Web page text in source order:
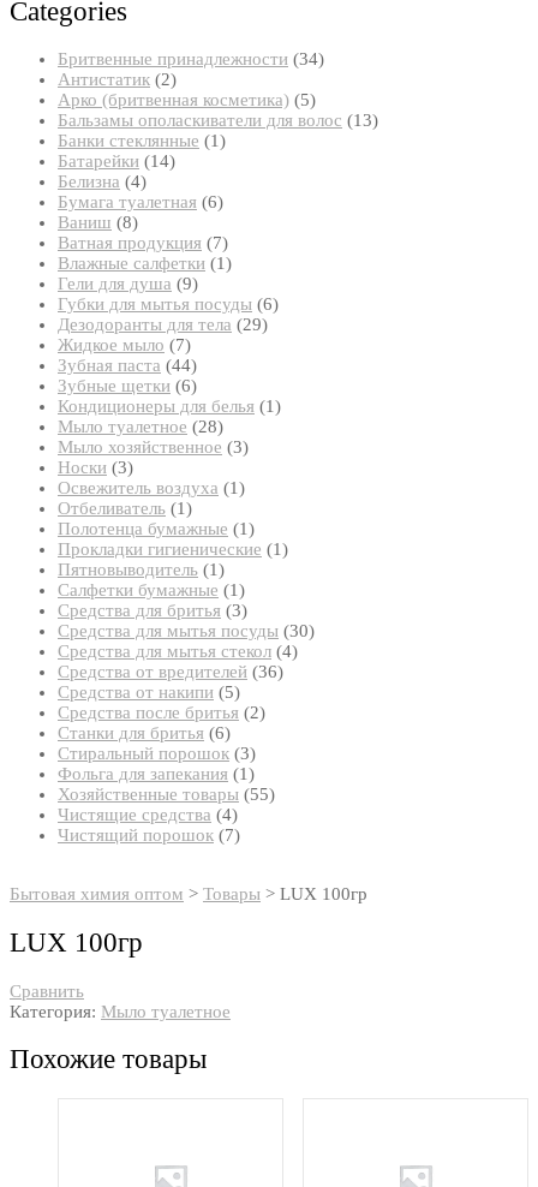
Categories
Бритвенные принадлежности 3434
Антистатик 22
товара
Арко (бритвенная косметика) 55
товаров
Бальзамы ополаскиватели для волос 1313
Банки стеклянные 11
Батарейки 1414
Белизна 44
товара
Бумага туалетная 66
Ваниш 88
товаров
Ватная продукция 77
товаров
Влажные салфетки 11
Гели для душа 99
товаров
Губки для мытья посуды 66
Дезодоранты для тела 2929
Жидкое мыло 77
товаров
Зубная паста 4444
товара
Зубные щетки 66
товаров
Кондиционеры для белья 11
Мыло туалетное 2828
товаров
Мыло хозяйственное 33
Носки 33
товара
Освежитель воздуха 11
Отбеливатель 11
товар
Полотенца бумажные 11
товар
Прокладки гигиенические 11
Пятновыводитель 11
товар
Салфетки бумажные 11
товар
Средства для бритья 33
товара
Средства для мытья посуды 3030
Средства для мытья стекол 44
Средства от вредителей 3636
Средства от накипи 55
товаров
Средства после бритья 22
Станки для бритья 66
товаров
Стиральный порошок 33
товара
Фольга для запекания 11
товар
Хозяйственные товары 5555
Чистящие средства 44
товара
Чистящий порошок 77
Бытовая химия оптом > Товары > LUX 100гр
LUX 100гр
Сравнить
Категория: Мыло туалетное
Похожие товары